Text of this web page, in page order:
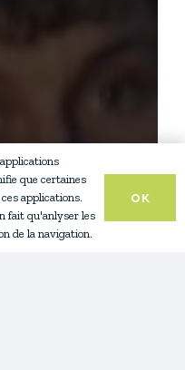
que certaines
applications.
fait qu'anlyser les
de la navigation.
OK